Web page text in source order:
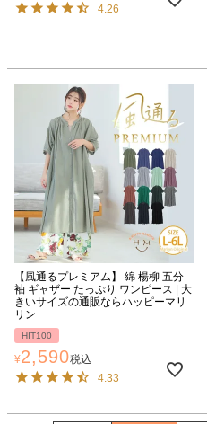
4.26
【風通るプレミアム】 綿 楊柳 五分
袖 ギャザー たっぷり ワンピース | 大
きいサイズの通販ならハッピーマリ
リン
HIT100
¥2,590税込
4.33